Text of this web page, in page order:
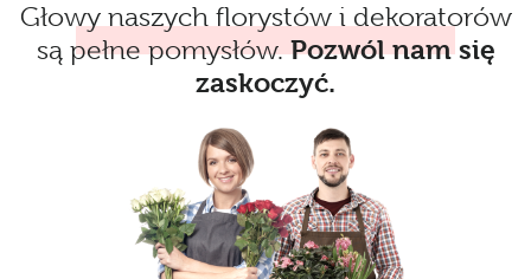
Głowy naszych florystów i dekoratorów
są pełne pomysłów.Pozwól nam się
zaskoczyć.